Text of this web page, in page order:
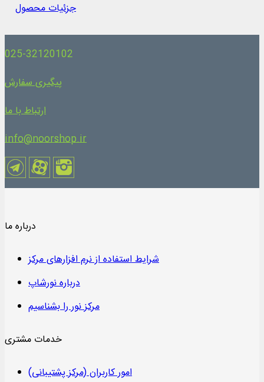
جزئیات محصول
025-32120102
پیگیری سفارش
ارتباط با ما
info@noorshop.ir
درباره ما
شرایط استفاده از نرم افزارهای مرکز
درباره نورشاپ
مرکز نور را بشناسیم
خدمات مشتری
امور کاربران (مرکز پشتیبانی)